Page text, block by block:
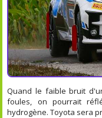
Quand le faible bruit
foules, on pourrait
hydrogène. Toyota sera